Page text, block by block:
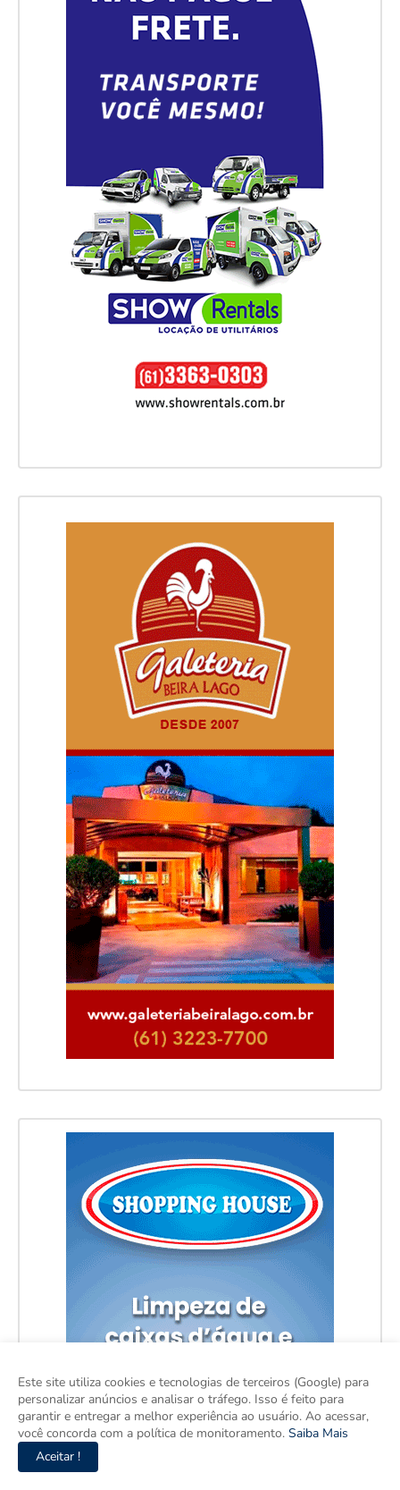
Este site utiliza cookies e tecnologias de terceiros (Google) para
personalizar anúncios e analisar o tráfego. Isso é feito para
garantir e entregar a melhor experiência ao usuário. Ao acessar,
você concorda com a política de monitoramento. Saiba Mais
Aceitar !